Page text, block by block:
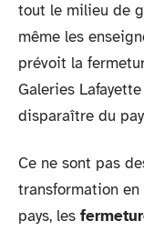
tout le milieu de
même les
prévoit la
Galeries
disparaître du
Ce ne sont pas
transformation en
pays, les